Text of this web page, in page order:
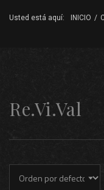
Usted está aquí: INICIO /
Re.Vi.Val